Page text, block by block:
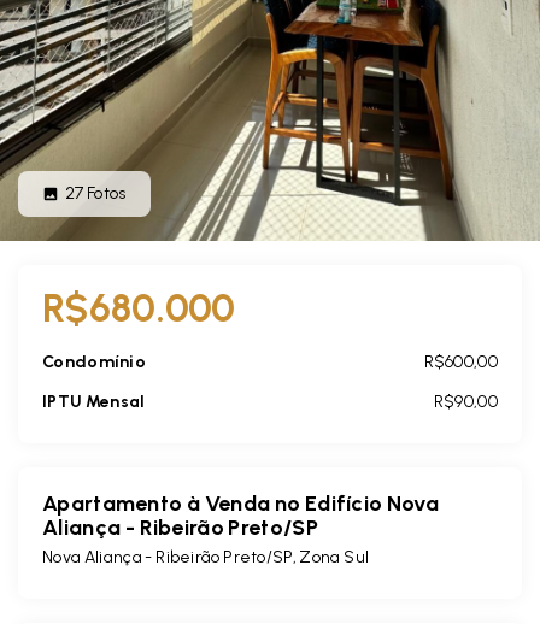
27 Fotos
R$680.000
Condomínio
R$600,00
IPTU Mensal
R$90,00
Apartamento à Venda no Edifício Nova
Aliança - Ribeirão Preto/SP
Nova Aliança - Ribeirão Preto/SP, Zona Sul